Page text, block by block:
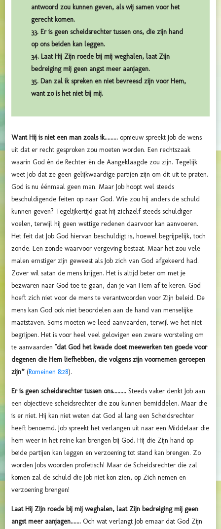
antwoord zou kunnen geven, als wij samen voor het
gerecht komen.
33. Er is geen scheidsrechter tussen ons, die zijn hand
op ons beiden kan leggen.
34. Laat Hij Zijn roede bij mij weghalen, laat Zijn
bedreiging mij geen angst meer aanjagen.
35. Dan zal ik spreken en niet bevreesd zijn voor Hem,
want zo is het niet bij mij.
Want Hij is niet een man zoals ik......... opnieuw spreekt Job de wens
uit dat er recht gesproken zou moeten worden. Een rechtszaak
waarin God èn de Rechter èn de Aangeklaagde zou zijn. Tegelijk
weet Job dat ze geen gelijkwaardige partijen zijn om dit uit te praten.
God is nu éénmaal geen man. Maar Job hoopt wel steeds
beschuldigende feiten op naar God. Wie zou hij anders de schuld
kunnen geven? Tegelijkertijd gaat hij zichzelf steeds schuldiger
voelen, terwijl hij geen wettige redenen daarvoor kan aanvoeren.
Het feit dat Job God hiervan beschuldigt is, hoewel begrijpelijk, toch
zonde. Een zonde waarvoor vergeving bestaat. Maar het zou vele
malen ernstiger zijn geweest als Job zich van God afgekeerd had.
Zover wil satan de mens krijgen. Het is altijd beter om met je
bezwaren naar God toe te gaan, dan je van Hem af te keren. God
hoeft zich niet voor de mens te verantwoorden voor Zijn beleid. De
mens kan God ook niet beoordelen aan de hand van menselijke
maatstaven. Soms moeten we leed aanvaarden, terwijl we het niet
begrijpen. Het is voor heel veel gelovigen een zware worsteling om
te aanvaarden "dat God het kwade doet meewerken ten goede voor
degenen die Hem liefhebben, die volgens zijn voornemen geroepen
zijn” (Romeinen 8:28).
Er is geen scheidsrechter tussen ons......... Steeds vaker denkt Job aan
een objectieve scheidsrechter die zou kunnen bemiddelen. Maar die
is er niet. Hij kan niet weten dat God al lang een Scheidsrechter
heeft benoemd. Job spreekt het verlangen uit naar een Middelaar die
hem weer in het reine kan brengen bij God. Hij die Zijn hand op
beide partijen kan leggen en verzoening tot stand kan brengen. Zo
worden Jobs woorden profetisch! Maar de Scheidsrechter die zal
komen zal de schuld die Job niet kon zien, op Zich nemen en
verzoening brengen!
Laat Hij Zijn roede bij mij weghalen, laat Zijn bedreiging mij geen
angst meer aanjagen....... Och wat verlangt Job ernaar dat God Zijn